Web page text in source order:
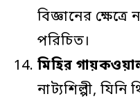
বিজ্ঞানের
পরিচিত।
মিহির
নাট্যশিল্পী,